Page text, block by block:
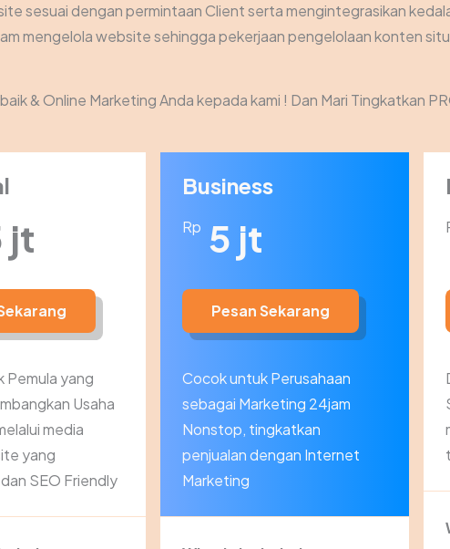
sesuai dengan permintaan Client serta mengintegrasikan
mengelola website sehingga pekerjaan pengelolaan konten
& Online Marketing Anda kepada kami ! Dan Mari Tingkatkan
jt
Pemula yang
Usaha
media
yang
SEO Friendly
Business
Rp 5 jt
Pesan Sekarang
Cocok untuk Perusahaan
sebagai Marketing 24jam
Nonstop, tingkatkan
penjualan dengan Internet
Marketing